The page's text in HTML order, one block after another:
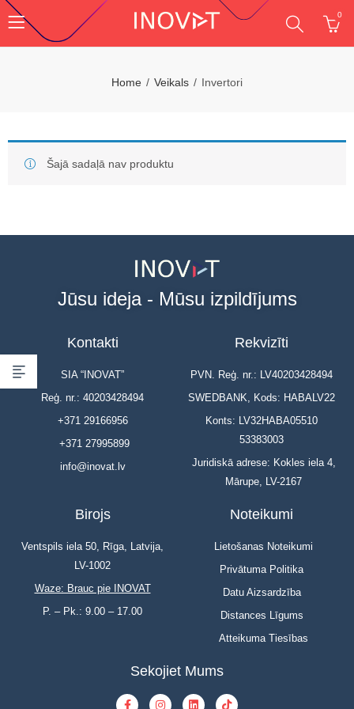
0
Home Veikals Invertori
Šajā sadaļā nav produktu
Jūsu ideja - Mūsu izpildījums
Kontakti
SIA “INOVAT”
Reģ. nr.: 40203428494
+371 29166956
+371 27995899
info@inovat.lv
Rekvizīti
PVN. Reģ. nr.: LV40203428494
SWEDBANK, Kods: HABALV22
Konts: LV32HABA05510
53383003
Juridiskā adrese: Kokles iela 4,
Mārupe, LV-2167
Birojs
Ventspils iela 50, Rīga, Latvija,
LV-1002
Waze: Brauc pie INOVAT
P. – Pk.: 9.00 – 17.00
Noteikumi
Lietošanas Noteikumi
Privātuma Politika
Datu Aizsardzība
Distances Līgums
Atteikuma Tiesības
Sekojiet Mums